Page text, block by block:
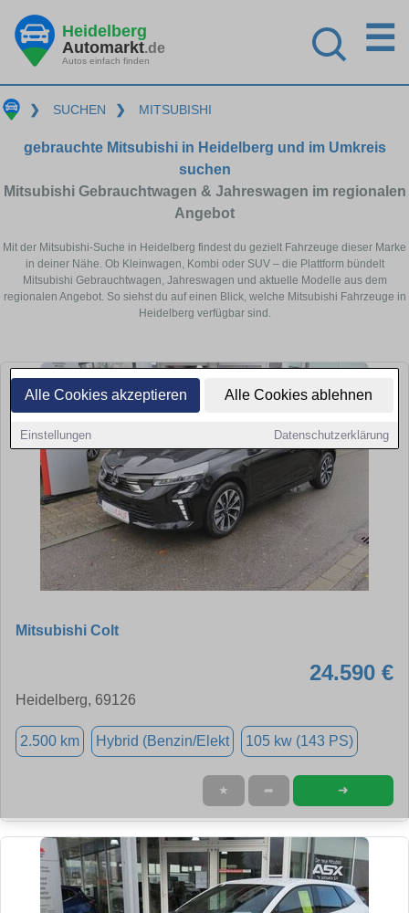
Alle Cookies akzeptieren Alle Cookies ablehnen
Einstellungen Datenschutzerklärung
Heidelberg
Automarkt.de
Autos einfach finden
☰
❯ SUCHEN ❯ MITSUBISHI
gebrauchte Mitsubishi in Heidelberg und im Umkreis
suchen
Mitsubishi Gebrauchtwagen & Jahreswagen im regionalen
Angebot
Mit der Mitsubishi-Suche in Heidelberg findest du gezielt Fahrzeuge dieser Marke
in deiner Nähe. Ob Kleinwagen, Kombi oder SUV – die Plattform bündelt
Mitsubishi Gebrauchtwagen, Jahreswagen und aktuelle Modelle aus dem
regionalen Angebot. So siehst du auf einen Blick, welche Mitsubishi Fahrzeuge in
Heidelberg verfügbar sind.
Mitsubishi Colt
24.590 €
Heidelberg, 69126
2.500 km Hybrid (Benzin/Elekt 105 kw (143 PS)
★ ➦ ➜